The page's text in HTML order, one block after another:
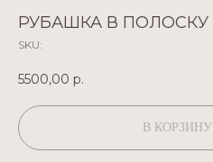
РУБАШКА В ПОЛОСКУ
SKU:
5500,00 р.
В КОРЗИНУ